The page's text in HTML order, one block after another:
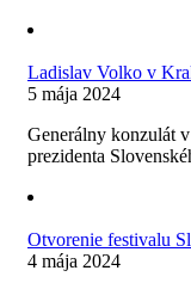
Ladislav Volko v
5 mája 2024
Generálny konzulát
prezidenta
Otvorenie festivalu
4 mája 2024